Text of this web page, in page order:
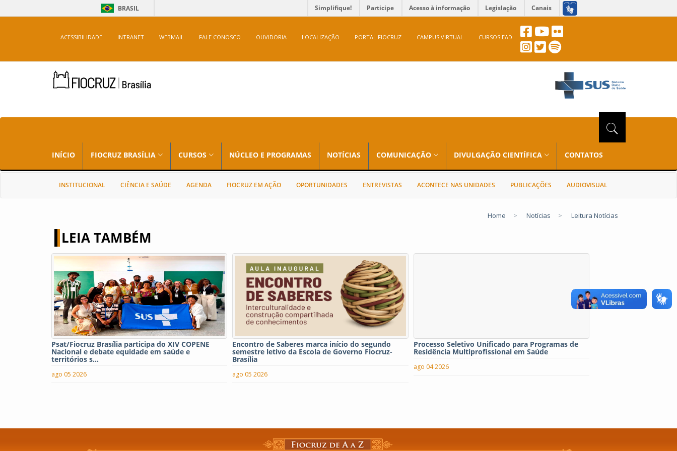
BRASIL Simplifique! Participe Acesso à informação Legislação Canais
ACESSIBILIDADE INTRANET WEBMAIL FALE CONOSCO OUVIDORIA LOCALIZAÇÃO PORTAL FIOCRUZ CAMPUS VIRTUAL CURSOS EAD
INÍCIO FIOCRUZ BRASÍLIA CURSOS NÚCLEO E PROGRAMAS NOTÍCIAS COMUNICAÇÃO DIVULGAÇÃO CIENTÍFICA CONTATOS
INSTITUCIONAL CIÊNCIA E SAÚDE AGENDA FIOCRUZ EM AÇÃO OPORTUNIDADES ENTREVISTAS ACONTECE NAS UNIDADES PUBLICAÇÕES AUDIOVISUAL
Home > Notícias > Leitura Notícias
LEIA TAMBÉM
Psat/Fiocruz Brasília participa do XIV COPENE
Nacional e debate equidade em saúde e
territórios s...
ago 05 2026
Encontro de Saberes marca início do segundo
semestre letivo da Escola de Governo Fiocruz-
Brasília
ago 05 2026
Processo Seletivo Unificado para Programas de
Residência Multiprofissional em Saúde
ago 04 2026